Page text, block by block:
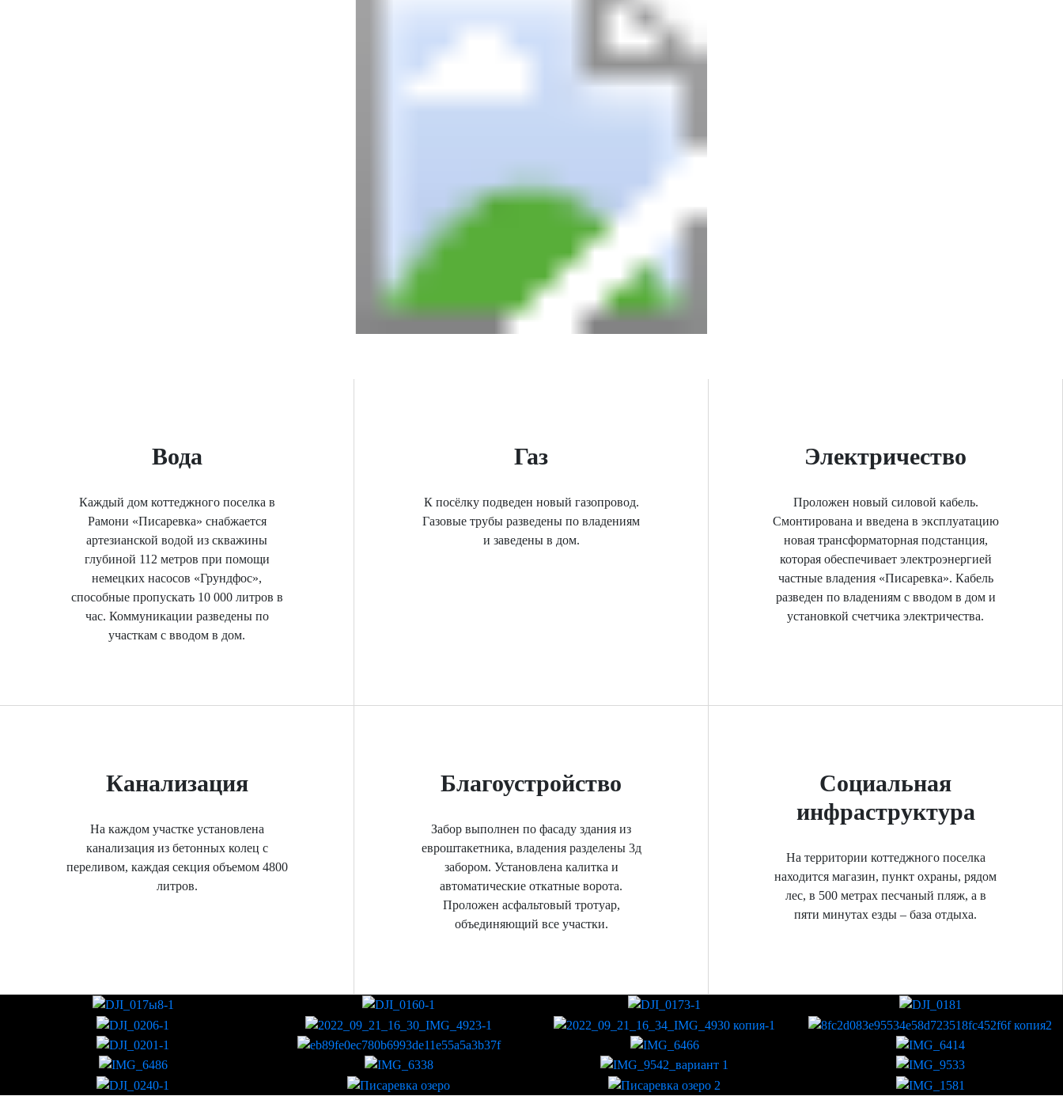
Вода
Каждый дом коттеджного поселка в
Рамони «Писаревка» снабжается
артезианской водой из скважины
глубиной 112 метров при помощи
немецких насосов «Грундфос»,
способные пропускать 10 000 литров в
час. Коммуникации разведены по
участкам с вводом в дом.
Газ
К посёлку подведен новый газопровод.
Газовые трубы разведены по владениям
и заведены в дом.
Электричество
Проложен новый силовой кабель.
Смонтирована и введена в эксплуатацию
новая трансформаторная подстанция,
которая обеспечивает электроэнергией
частные владения «Писаревка». Кабель
разведен по владениям с вводом в дом и
установкой счетчика электричества.
Канализация
На каждом участке установлена
канализация из бетонных колец с
переливом, каждая секция объемом 4800
литров.
Благоустройство
Забор выполнен по фасаду здания из
евроштакетника, владения разделены 3д
забором. Установлена калитка и
автоматические откатные ворота.
Проложен асфальтовый тротуар,
объединяющий все участки.
Социальная
инфраструктура
На территории коттеджного поселка
находится магазин, пункт охраны, рядом
лес, в 500 метрах песчаный пляж, а в
пяти минутах езды – база отдыха.